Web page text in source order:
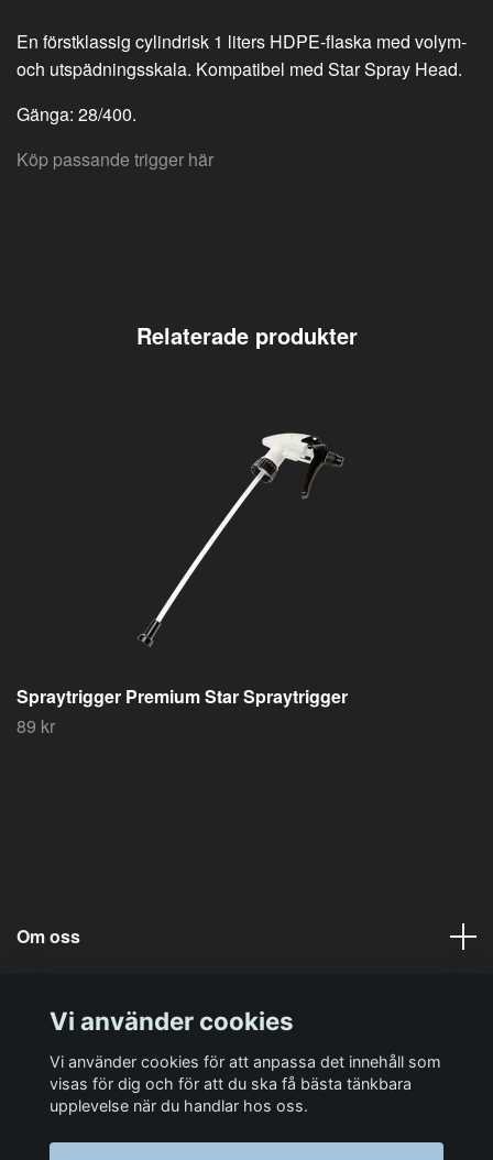
En förstklassig cylindrisk 1 liters HDPE-flaska med volym-
och utspädningsskala. Kompatibel med Star Spray Head.
Gänga: 28/400.
Köp passande trigger här
Spraytrigger Premium Star Spraytrigger
89 kr
Om oss
Sociala medier
Vi använder cookies
Vi använder cookies för att anpassa det innehåll som
visas för dig och för att du ska få bästa tänkbara
upplevelse när du handlar hos oss.